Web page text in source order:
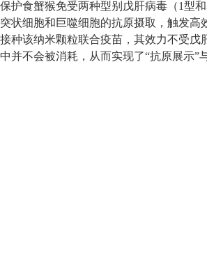
保护食蟹猴免受两种型别戊肝病毒（1型
突状细胞和巨噬细胞的抗原摄取，触发
接种该纳米颗粒联合疫苗，其效力不受戊
中并不会被消耗，从而实现了“抗原展示”